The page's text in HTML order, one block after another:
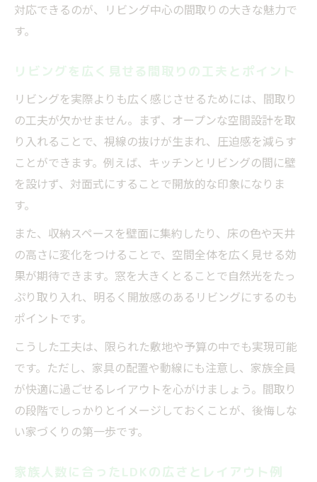
対応できるのが、リビング中心の間取りの大きな魅力で
す。
リビングを広く見せる間取りの工夫とポイント
リビングを実際よりも広く感じさせるためには、間取り
の工夫が欠かせません。まず、オープンな空間設計を取
り入れることで、視線の抜けが生まれ、圧迫感を減らす
ことができます。例えば、キッチンとリビングの間に壁
を設けず、対面式にすることで開放的な印象になりま
す。
また、収納スペースを壁面に集約したり、床の色や天井
の高さに変化をつけることで、空間全体を広く見せる効
果が期待できます。窓を大きくとることで自然光をたっ
ぷり取り入れ、明るく開放感のあるリビングにするのも
ポイントです。
こうした工夫は、限られた敷地や予算の中でも実現可能
です。ただし、家具の配置や動線にも注意し、家族全員
が快適に過ごせるレイアウトを心がけましょう。間取り
の段階でしっかりとイメージしておくことが、後悔しな
い家づくりの第一歩です。
家族人数に合ったLDKの広さとレイアウト例